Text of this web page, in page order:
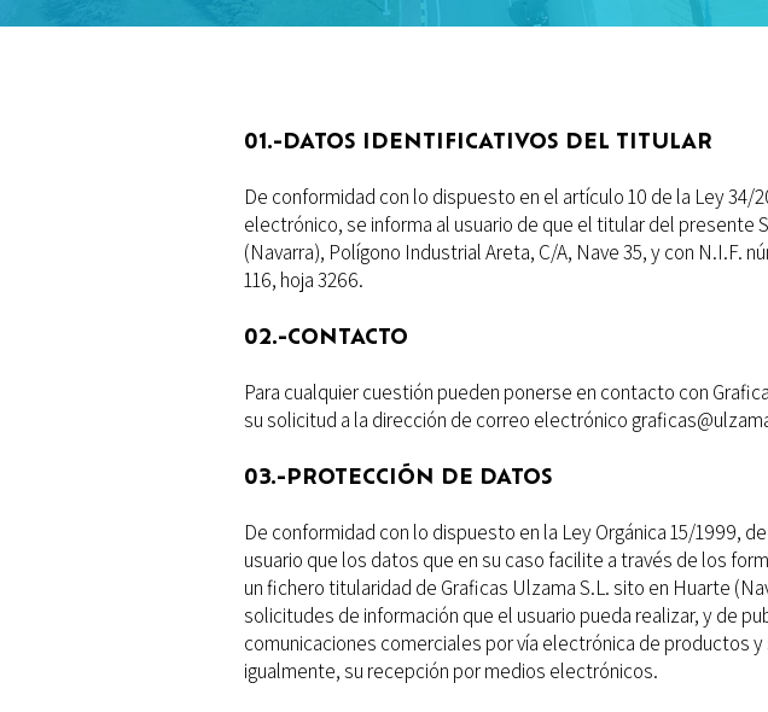
01.-DATOS IDENTIFICATIVOS DEL TITULAR
De conformidad con lo dispuesto en el artículo 10 de la Ley
electrónico, se informa al usuario de que el titular del presente
(Navarra), Polígono Industrial Areta, C/A, Nave 35, y con N.I.F.
116, hoja 3266.
02.-CONTACTO
Para cualquier cuestión pueden ponerse en contacto con
su solicitud a la dirección de correo electrónico
03.-PROTECCIÓN DE DATOS
De conformidad con lo dispuesto en la Ley Orgánica 15/1999,
usuario que los datos que en su caso facilite a través de los
un fichero titularidad de Graficas Ulzama S.L. sito en Huarte
solicitudes de información que el usuario pueda realizar, y de
comunicaciones comerciales por vía electrónica de productos
igualmente, su recepción por medios electrónicos.